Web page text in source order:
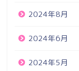
2024年8月
2024年6月
2024年5月